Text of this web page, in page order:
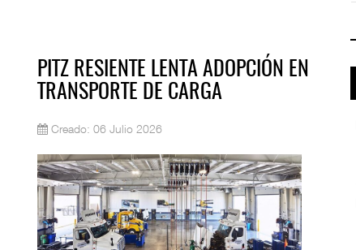
​PITZ RESIENTE LENTA ADOPCIÓN EN
TRANSPORTE DE CARGA
Creado: 06 Julio 2026